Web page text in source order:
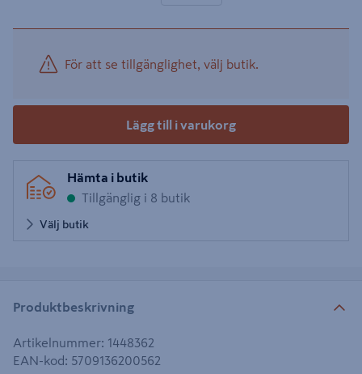
För att se tillgänglighet, välj butik.
Lägg till i varukorg
Hämta i butik
Tillgänglig i 8 butik
Välj butik
Produktbeskrivning
Artikelnummer: 1448362
EAN-kod: 5709136200562